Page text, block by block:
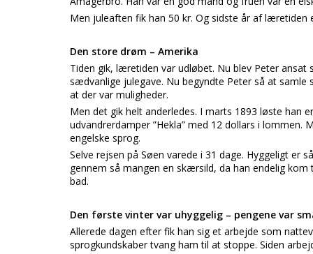
Men juleaften fik han 50 kr. Og sidste år af læretiden
Den store drøm – Amerika
Tiden gik, læretiden var udløbet. Nu blev Peter
sædvanlige julegave. Nu begyndte Peter så at
at der var muligheder.
Men det gik helt anderledes. I marts 1893 løste han
udvandrerdamper ”Hekla” med 12 dollars i
engelske sprog.
Selve rejsen på Søen varede i 31 dage. Hyggeligt er
gennem så mangen en skærsild, da han endelig
bad.
Den første vinter var uhyggelig – pengene var
Allerede dagen efter fik han sig et arbejde som
sprogkundskaber tvang ham til at stoppe. Siden